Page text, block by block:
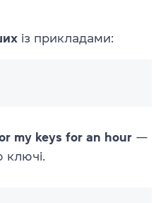
із прикладами:
my keys for an hour —